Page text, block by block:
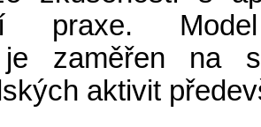
praxe. Model
zaměřen na
aktivit